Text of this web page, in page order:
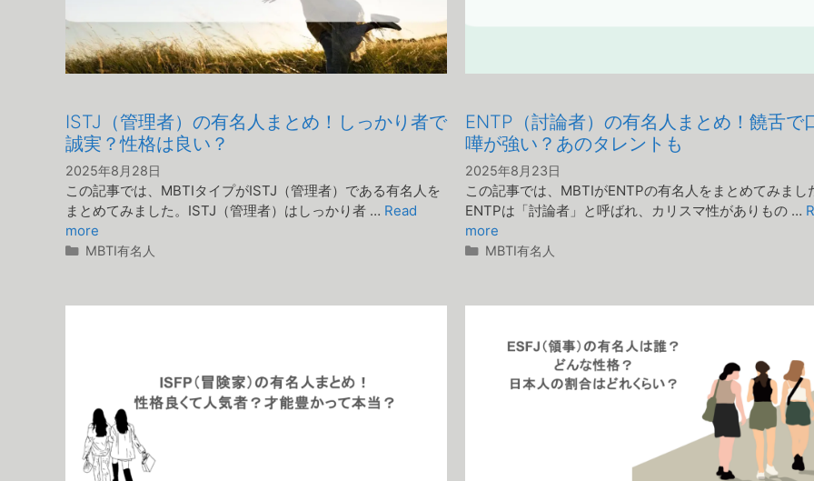
ISTJ（管理者）の有名人まとめ！しっかり者で
誠実？性格は良い？
2025年8月28日
この記事では、MBTIタイプがISTJ（管理者）である有名人を
まとめてみました。ISTJ（管理者）はしっかり者 … Read
more
カ
リ
MBTI有名人
ENTP（討論者）の有名人まとめ！饒舌で
嘩が強い？あのタレントも
2025年8月23日
この記事では、MBTIがENTPの有名人をまとめてみまし
ENTPは「討論者」と呼ばれ、カリスマ性がありもの …
more
カ
リ
MBTI有名人